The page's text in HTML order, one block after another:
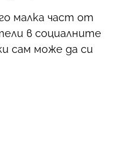
малка част от
в социалните
сам може да си